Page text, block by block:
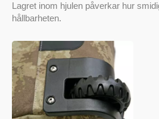
Lagret inom hjulen påverkar hur
hållbarheten.